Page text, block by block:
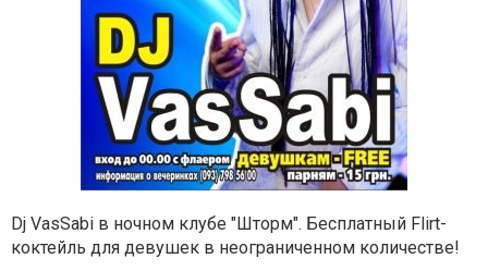
Dj VasSabi в ночном клубе "Шторм". Бесплатный Flirt-
коктейль для девушек в неограниченном количестве!